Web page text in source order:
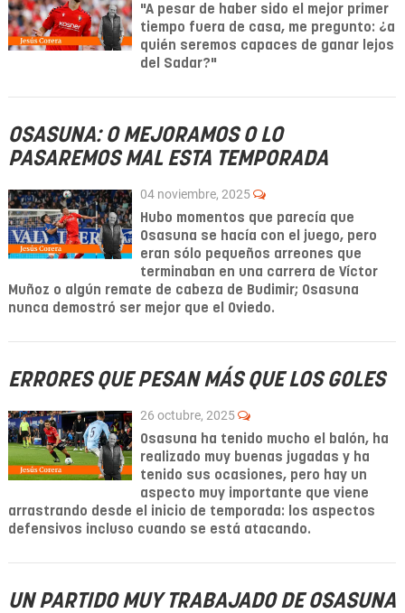
"A pesar de haber sido el mejor primer
tiempo fuera de casa, me pregunto: ¿a
quién seremos capaces de ganar lejos
del Sadar?"
OSASUNA: O MEJORAMOS O LO
PASAREMOS MAL ESTA TEMPORADA
04 noviembre, 2025
Hubo momentos que parecía que
Osasuna se hacía con el juego, pero
eran sólo pequeños arreones que
terminaban en una carrera de Víctor
Muñoz o algún remate de cabeza de Budimir; Osasuna
nunca demostró ser mejor que el Oviedo.
ERRORES QUE PESAN MÁS QUE LOS GOLES
26 octubre, 2025
Osasuna ha tenido mucho el balón, ha
realizado muy buenas jugadas y ha
tenido sus ocasiones, pero hay un
aspecto muy importante que viene
arrastrando desde el inicio de temporada: los aspectos
defensivos incluso cuando se está atacando.
UN PARTIDO MUY TRABAJADO DE OSASUNA